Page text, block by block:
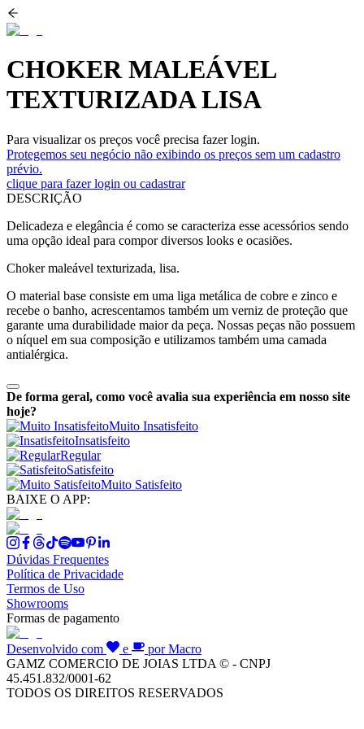
CHOKER MALEÁVEL
TEXTURIZADA LISA
Para visualizar os preços você precisa fazer login.
Protegemos seu negócio não exibindo os preços sem um cadastro
prévio.
clique para fazer login ou cadastrar
DESCRIÇÃO
Delicadeza e elegância é como se caracteriza esse acessórios sendo
uma opção ideal para compor diversos looks e ocasiões.
Choker maleável texturizada, lisa.
O material base consiste em uma liga metálica de cobre e zinco e
recebe o banho, acrescentamos também um verniz de proteção que
garante uma durabilidade maior da peça. Nossas peças não possuem
o níquel em sua composição e utilizamos também uma camada
antialérgica.
De forma geral, como você avalia sua experiência em nosso site
hoje?
Muito Insatisfeito
Insatisfeito
Regular
Satisfeito
Muito Satisfeito
BAIXE O APP:
Dúvidas Frequentes
Política de Privacidade
Termos de Uso
Showrooms
Formas de pagamento
Desenvolvido com e
por Macro
GAMZ COMERCIO DE JOIAS LTDA © - CNPJ
45.451.832/0001-62
TODOS OS DIREITOS RESERVADOS